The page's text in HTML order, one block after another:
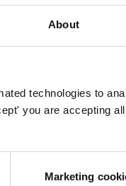
About
technologies to
you are accepting
Marketing
de corrupción
entre 176
que la aplicación de
poder público y en
(siendo 0 mayor